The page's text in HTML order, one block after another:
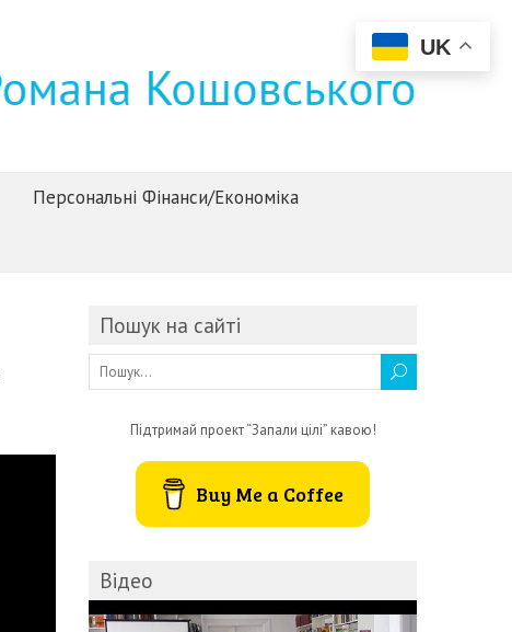
Персональні Фінанси/Економіка
Пошук на сайті
Підтримай проект “Запали цілі” кавою!
Buy Me a Coffee
Відео
UK